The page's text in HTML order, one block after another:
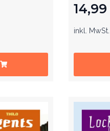
14,99
inkl. MwSt.